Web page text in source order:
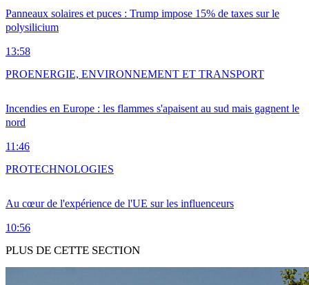
Panneaux solaires et puces : Trump impose 15% de taxes sur le
polysilicium
13:58
Incendies en Europe : les flammes s'apaisent au sud mais gagnent le
nord
11:46
PROENERGIE, ENVIRONNEMENT ET TRANSPORT
Au cœur de l'expérience de l'UE sur les influenceurs
10:56
PROTECHNOLOGIES
PLUS DE CETTE SECTION